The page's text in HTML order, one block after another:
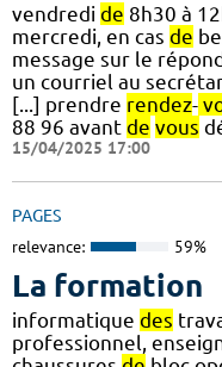
vendredi de 8h30 à
mercredi, en cas de
message sur le
un courriel au
[...] prendre rendez-
88 96 avant de vous
15/04/2025 17:00
PAGES
relevance: 59%
La formation
informatique des
professionnel,